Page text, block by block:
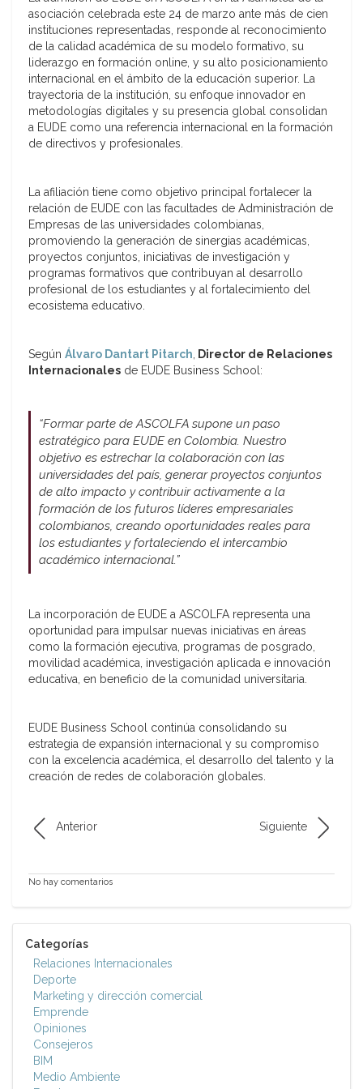
asociación celebrada este 24 de marzo ante más de cien
instituciones representadas, responde al reconocimiento
de la calidad académica de su modelo formativo, su
liderazgo en formación online, y su alto posicionamiento
internacional en el ámbito de la educación superior. La
trayectoria de la institución, su enfoque innovador en
metodologías digitales y su presencia global consolidan
a EUDE como una referencia internacional en la formación
de directivos y profesionales.
La afiliación tiene como objetivo principal fortalecer la
relación de EUDE con las facultades de Administración de
Empresas de las universidades colombianas,
promoviendo la generación de sinergias académicas,
proyectos conjuntos, iniciativas de investigación y
programas formativos que contribuyan al desarrollo
profesional de los estudiantes y al fortalecimiento del
ecosistema educativo.
Según Álvaro Dantart Pitarch, Director de Relaciones
Internacionales de EUDE Business School:
“Formar parte de ASCOLFA supone un paso
estratégico para EUDE en Colombia. Nuestro
objetivo es estrechar la colaboración con las
universidades del país, generar proyectos conjuntos
de alto impacto y contribuir activamente a la
formación de los futuros líderes empresariales
colombianos, creando oportunidades reales para
los estudiantes y fortaleciendo el intercambio
académico internacional.”
La incorporación de EUDE a ASCOLFA representa una
oportunidad para impulsar nuevas iniciativas en áreas
como la formación ejecutiva, programas de posgrado,
movilidad académica, investigación aplicada e innovación
educativa, en beneficio de la comunidad universitaria.
EUDE Business School continúa consolidando su
estrategia de expansión internacional y su compromiso
con la excelencia académica, el desarrollo del talento y la
creación de redes de colaboración globales.
Anterior Siguiente
No hay comentarios
Categorías
Relaciones Internacionales
Deporte
Marketing y dirección comercial
Emprende
Opiniones
Consejeros
BIM
Medio Ambiente